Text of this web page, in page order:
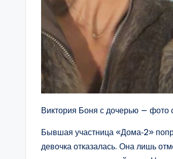
Виктория Боня с дочерью — фото
Бывшая участница «Дома‑2»
девочка отказалась. Она лишь